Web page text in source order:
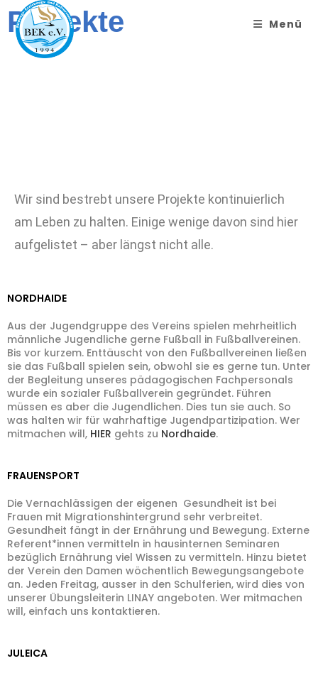
Menü
Projekte
Wir sind bestrebt unsere Projekte kontinuierlich
am Leben zu halten. Einige wenige davon sind hier
aufgelistet – aber längst nicht alle.
NORDHAIDE
Aus der Jugendgruppe des Vereins spielen mehrheitlich
männliche Jugendliche gerne Fußball in Fußballvereinen.
Bis vor kurzem. Enttäuscht von den Fußballvereinen ließen
sie das Fußball spielen sein, obwohl sie es gerne tun. Unter
der Begleitung unseres pädagogischen Fachpersonals
wurde ein sozialer Fußballverein gegründet. Führen
müssen es aber die Jugendlichen. Dies tun sie auch. So
was halten wir für wahrhaftige Jugendpartizipation. Wer
mitmachen will, HIER gehts zu Nordhaide.
FRAUENSPORT
Die Vernachlässigen der eigenen Gesundheit ist bei
Frauen mit Migrationshintergrund sehr verbreitet.
Gesundheit fängt in der Ernährung und Bewegung. Externe
Referent*innen vermitteln in hausinternen Seminaren
bezüglich Ernährung viel Wissen zu vermitteln. Hinzu bietet
der Verein den Damen wöchentlich Bewegungsangebote
an. Jeden Freitag, ausser in den Schulferien, wird dies von
unserer Übungsleiterin LINAY angeboten. Wer mitmachen
will, einfach uns kontaktieren.
JULEICA